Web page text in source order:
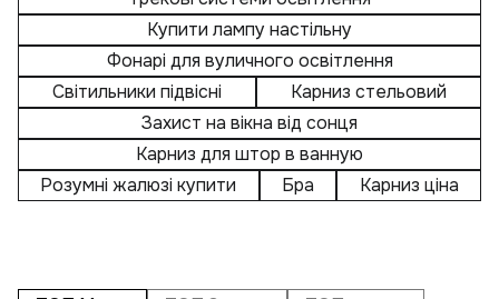
Купити лампу настільну
Фонарі для вуличного освітлення
Світильники підвісні
Карниз стельовий
Захист на вікна від сонця
Карниз для штор в ванную
Розумні жалюзі купити
Бра Карниз ціна